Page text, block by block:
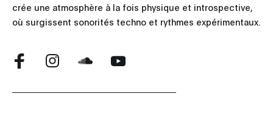
crée une atmosphère à la fois physique et introspective,
où surgissent sonorités techno et rythmes expérimentaux.